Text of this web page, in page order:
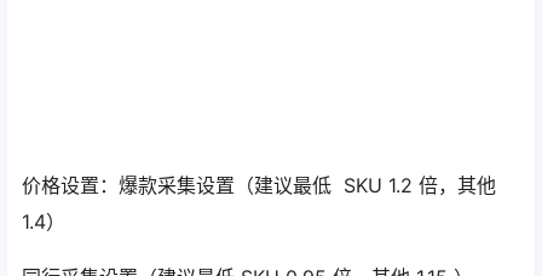
价格设置：爆款采集设置（建议最低 SKU 1.2 倍，其他
1.4）